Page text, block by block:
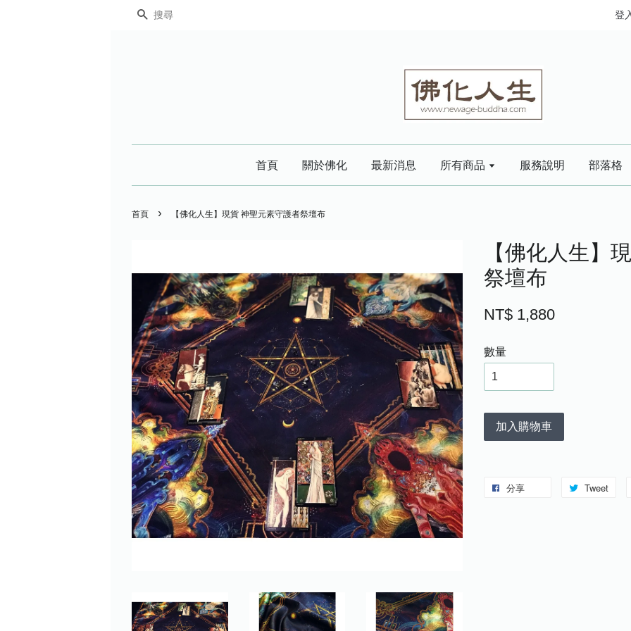
搜尋 登
首頁 關於佛化 最新消息 所有商品 服務說明 部落格
首頁 › 【佛化人生】現貨 神聖元素守護者祭壇布
【佛化人生】
祭壇布
NT$ 1,880
數量
加入購物車
分享 Tweet